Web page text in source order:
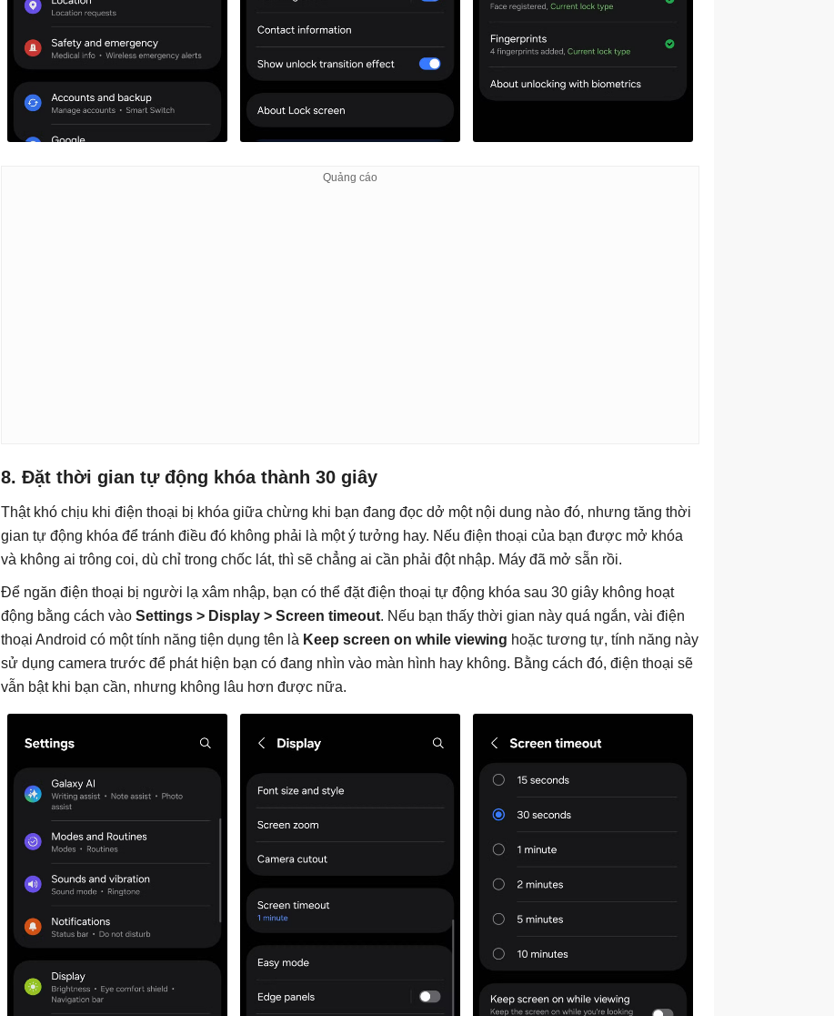
8. Đặt thời gian tự động khóa thành 30 giây
Thật khó chịu khi điện thoại bị khóa giữa chừng khi bạn đang đọc dở một nội dung nào đó, nhưng tăng thời
gian tự động khóa để tránh điều đó không phải là một ý tưởng hay. Nếu điện thoại của bạn được mở khóa
và không ai trông coi, dù chỉ trong chốc lát, thì sẽ chẳng ai cần phải đột nhập. Máy đã mở sẵn rồi.
Để ngăn điện thoại bị người lạ xâm nhập, bạn có thể đặt điện thoại tự động khóa sau 30 giây không hoạt
động bằng cách vào Settings > Display > Screen timeout. Nếu bạn thấy thời gian này quá ngắn, vài điện
thoại Android có một tính năng tiện dụng tên là Keep screen on while viewing hoặc tương tự, tính năng này
sử dụng camera trước để phát hiện bạn có đang nhìn vào màn hình hay không. Bằng cách đó, điện thoại sẽ
vẫn bật khi bạn cần, nhưng không lâu hơn được nữa.